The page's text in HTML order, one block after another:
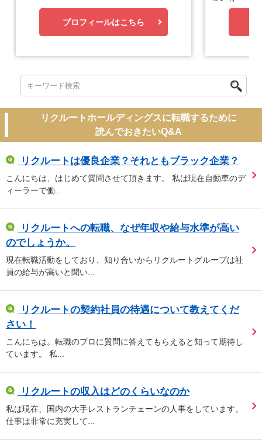
プロフィールはこちら
リクルートホールディングスに転職するために
読んでおきたいQ&A
リクルートは優良企業？それともブラック企業？
こんにちは、はじめて質問させて頂きます。 私は現在自動車のデ
ィーラーで働...
リクルートへの転職、なぜ年収や給与水準が高い
のでしょうか。
現在転職活動をしており、知り合いからリクルートグループは社
員の給与が高いと聞い...
リクルートの契約社員の待遇について教えてくだ
さい！
こんにちは。転職のプロに質問に答えてもらえると知って期待し
ています。 私...
リクルートの収入はどのくらいなのか
私は現在、国内の大手レストランチェーンの人事をしています。
仕事は非常に充実して...